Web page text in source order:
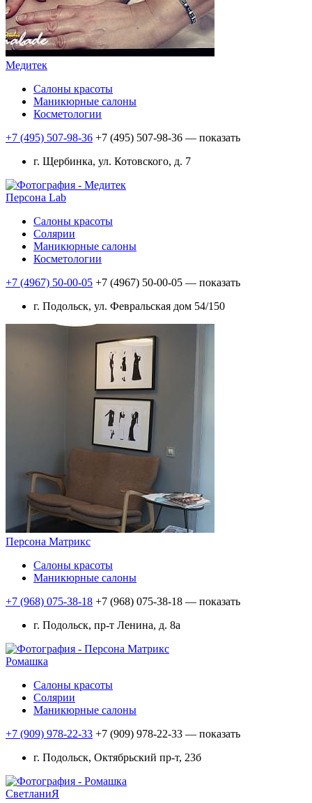
Медитек
Салоны красоты
Маникюрные салоны
Косметологии
+7 (495) 507-98-36 +7 (495) 507-98-36 — показать
г. Щербинка, ул. Котовского, д. 7
Персона Lab
Салоны красоты
Солярии
Маникюрные салоны
Косметологии
+7 (4967) 50-00-05 +7 (4967) 50-00-05 — показать
г. Подольск, ул. Февральская дом 54/150
Персона Матрикс
Салоны красоты
Маникюрные салоны
+7 (968) 075-38-18 +7 (968) 075-38-18 — показать
г. Подольск, пр-т Ленина, д. 8а
Ромашка
Салоны красоты
Солярии
Маникюрные салоны
+7 (909) 978-22-33 +7 (909) 978-22-33 — показать
г. Подольск, Октябрьский пр-т, 23б
СветланиЯ